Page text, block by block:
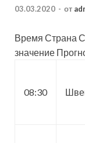
03.03.2020 - от
Время Страна
значение
08:30